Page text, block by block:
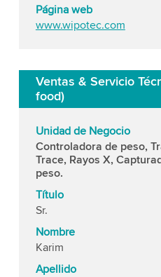
Página web
www.wipotec.com
Ventas & Servicio
food)
Unidad de Negocio
Controladora de peso,
Trace, Rayos X,
peso.
Título
Sr.
Nombre
Karim
Apellido